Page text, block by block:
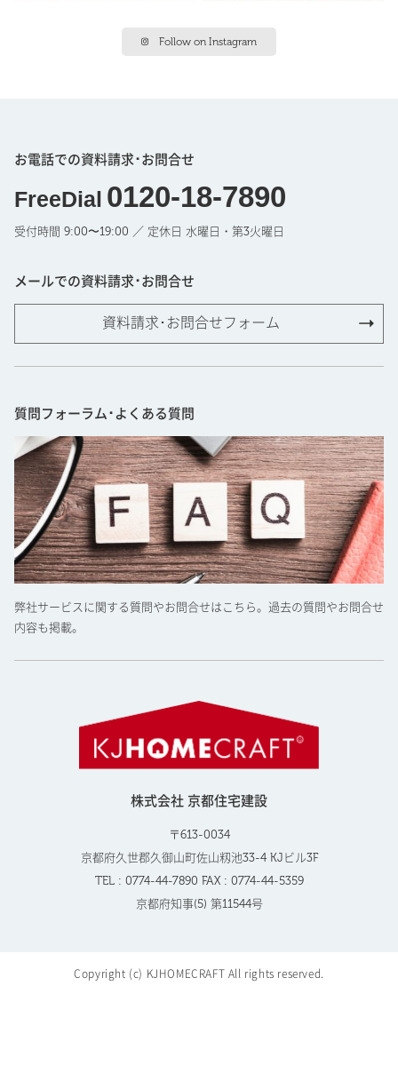
Follow on Instagram
お電話での資料請求･お問合せ
FreeDial 0120-18-7890
受付時間 9:00〜19:00 ／ 定休日 水曜日・第3火曜日
メールでの資料請求･お問合せ
資料請求･お問合せフォーム
質問フォーラム･よくある質問
弊社サービスに関する質問やお問合せはこちら。過去の質問やお問合せ
内容も掲載。
株式会社 京都住宅建設
〒613-0034
京都府久世郡久御山町佐山籾池33-4 KJビル3F
TEL : 0774-44-7890 FAX : 0774-44-5359
京都府知事(5) 第11544号
Copyright (c) KJHOMECRAFT All rights reserved.